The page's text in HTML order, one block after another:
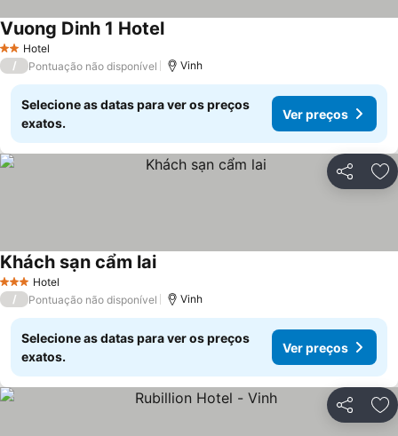
2 Estrelas
Hotel
Vuong Dinh 1 HotelVer preços
/ Pontuação não disponível Vinh
Selecione as datas para ver os preços
exatos.
Ver preços
Partilhar
3 EstrelasHotel
Khách sạn cẩm laiVer preços
/ Pontuação não disponível Vinh
Selecione as datas para ver os preços
exatos.
Ver preços
Partilhar